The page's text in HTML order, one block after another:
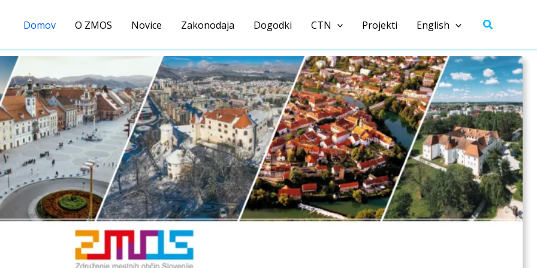
Domov O ZMOS Novice Zakonodaja Dogodki CTN Projekti English Išči